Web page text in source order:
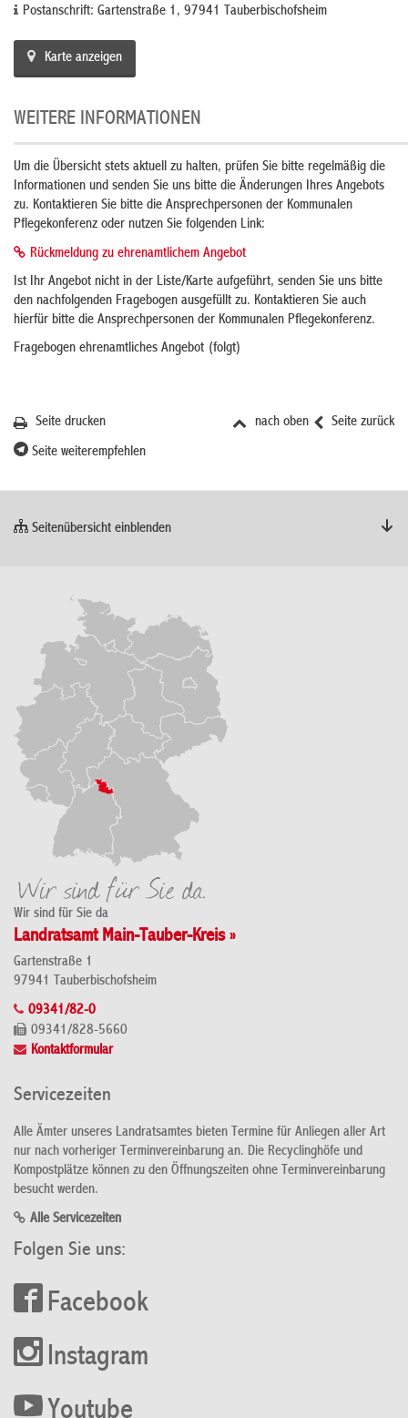
Postanschrift: Gartenstraße 1, 97941 Tauberbischofsheim
Karte anzeigen
WEITERE INFORMATIONEN
Um die Übersicht stets aktuell zu halten, prüfen Sie bitte regelmäßig die
Informationen und senden Sie uns bitte die Änderungen Ihres Angebots
zu. Kontaktieren Sie bitte die Ansprechpersonen der Kommunalen
Pflegekonferenz oder nutzen Sie folgenden Link:
Rückmeldung zu ehrenamtlichem Angebot
Ist Ihr Angebot nicht in der Liste/Karte aufgeführt, senden Sie uns bitte
den nachfolgenden Fragebogen ausgefüllt zu. Kontaktieren Sie auch
hierfür bitte die Ansprechpersonen der Kommunalen Pflegekonferenz.
Fragebogen ehrenamtliches Angebot (folgt)
Seite zurück
nach oben
Seite drucken
Seite weiterempfehlen
Seitenübersicht einblenden
Wir sind für Sie da
Landratsamt Main-Tauber-Kreis »
Gartenstraße 1
97941 Tauberbischofsheim
09341/82-0
09341/828-5660
Kontaktformular
Servicezeiten
Alle Ämter unseres Landratsamtes bieten Termine für Anliegen aller Art
nur nach vorheriger Terminvereinbarung an. Die Recyclinghöfe und
Kompostplätze können zu den Öffnungszeiten ohne Terminvereinbarung
besucht werden.
Alle Servicezeiten
Folgen Sie uns:
Facebook
Instagram
Youtube